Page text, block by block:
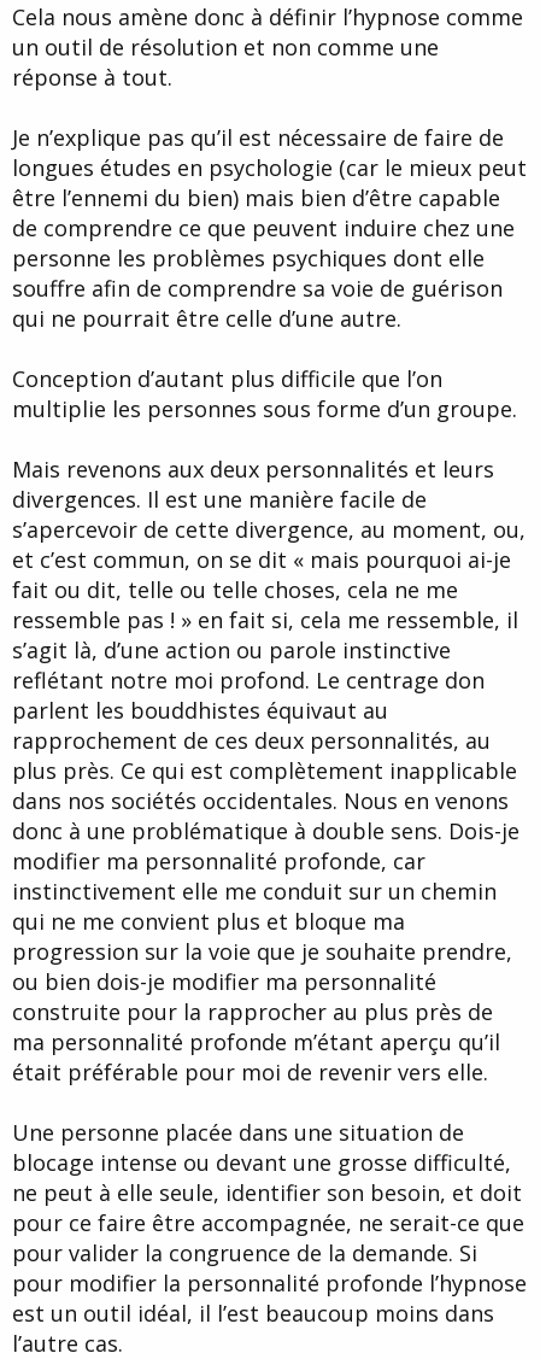
Cela nous amène donc à définir l’hypnose comme
un outil de résolution et non comme une
réponse à tout.
Je n’explique pas qu’il est nécessaire de faire de
longues études en psychologie (car le mieux peut
être l’ennemi du bien) mais bien d’être capable
de comprendre ce que peuvent induire chez une
personne les problèmes psychiques dont elle
souffre afin de comprendre sa voie de guérison
qui ne pourrait être celle d’une autre.
Conception d’autant plus difficile que l’on
multiplie les personnes sous forme d’un groupe.
Mais revenons aux deux personnalités et leurs
divergences. Il est une manière facile de
s’apercevoir de cette divergence, au moment, ou,
et c’est commun, on se dit « mais pourquoi ai-je
fait ou dit, telle ou telle choses, cela ne me
ressemble pas ! » en fait si, cela me ressemble, il
s’agit là, d’une action ou parole instinctive
reflétant notre moi profond. Le centrage don
parlent les bouddhistes équivaut au
rapprochement de ces deux personnalités, au
plus près. Ce qui est complètement inapplicable
dans nos sociétés occidentales. Nous en venons
donc à une problématique à double sens. Dois-je
modifier ma personnalité profonde, car
instinctivement elle me conduit sur un chemin
qui ne me convient plus et bloque ma
progression sur la voie que je souhaite prendre,
ou bien dois-je modifier ma personnalité
construite pour la rapprocher au plus près de
ma personnalité profonde m’étant aperçu qu’il
était préférable pour moi de revenir vers elle.
Une personne placée dans une situation de
blocage intense ou devant une grosse difficulté,
ne peut à elle seule, identifier son besoin, et doit
pour ce faire être accompagnée, ne serait-ce que
pour valider la congruence de la demande. Si
pour modifier la personnalité profonde l’hypnose
est un outil idéal, il l’est beaucoup moins dans
l’autre cas.